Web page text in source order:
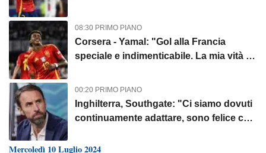
08:30 PRIMO PIANO
Corsera - Yamal: "Gol alla Francia
speciale e indimenticabile. La mia vità è
00:20 PRIMO PIANO
Inghilterra, Southgate: "Ci siamo dovuti
continuamente adattare, sono felice che
Mercoledì 10 Luglio 2024